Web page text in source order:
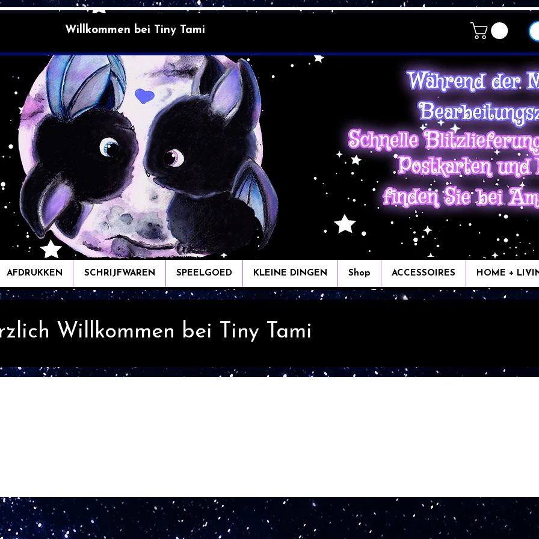
Willkommen bei Tiny Tami
AFDRUKKEN SCHRIJFWAREN SPEELGOED KLEINE DINGEN Shop ACCESSOIRES HOME +
Willkommen bei Tiny Tami